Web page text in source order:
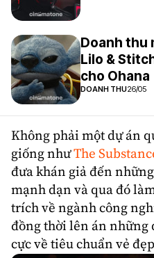
Doanh thu
Lilo &
cho Ohana
DOANH THU26/05
Không phải một dự án
giống nhưThe
đưa khán giả đến
mạnh dạn và qua đó
trích về ngành công
đồng thời lên án những
cực về tiêu chuẩn vẻ